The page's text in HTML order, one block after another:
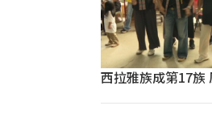
西拉雅族成第17族